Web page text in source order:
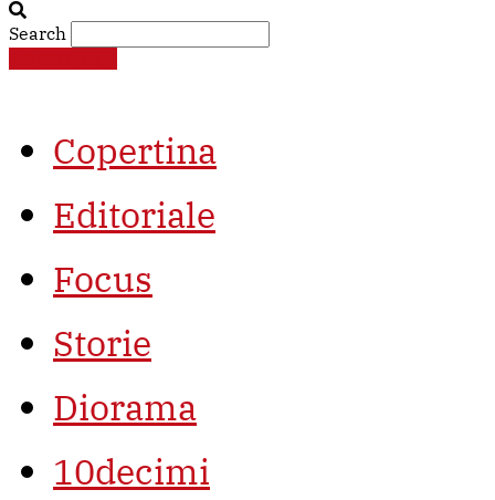
Search
Copertina
Editoriale
Focus
Storie
Diorama
10decimi